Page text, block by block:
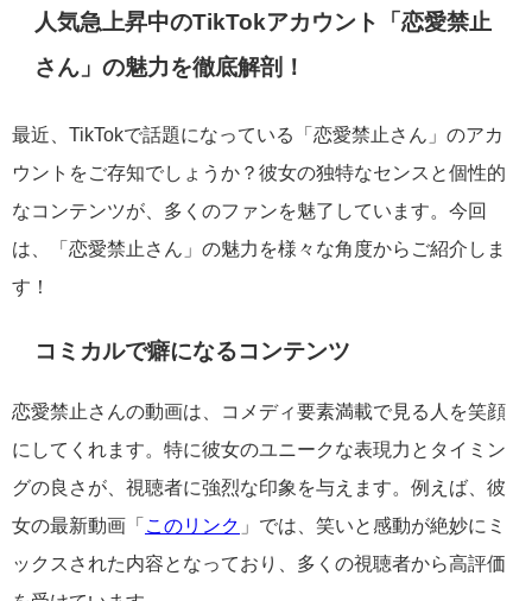
人気急上昇中のTikTokアカウント「恋愛禁止
さん」の魅力を徹底解剖！
最近、TikTokで話題になっている「恋愛禁止さん」のアカ
ウントをご存知でしょうか？彼女の独特なセンスと個性的
なコンテンツが、多くのファンを魅了しています。今回
は、「恋愛禁止さん」の魅力を様々な角度からご紹介しま
す！
コミカルで癖になるコンテンツ
恋愛禁止さんの動画は、コメディ要素満載で見る人を笑顔
にしてくれます。特に彼女のユニークな表現力とタイミン
グの良さが、視聴者に強烈な印象を与えます。例えば、彼
女の最新動画「
このリンク 」では、笑いと感動が絶妙にミ
ックスされた内容となっており、多くの視聴者から高評価